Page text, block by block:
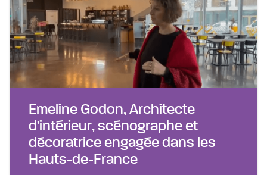
Emeline Godon, Architecte
d'intérieur, scénographe et
décoratrice engagée dans les
Hauts-de-France